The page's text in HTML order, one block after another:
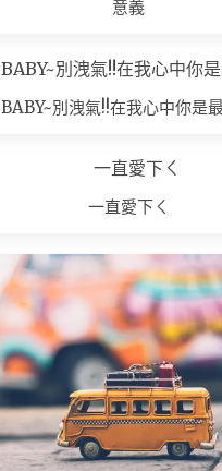
意義
BABY~別洩氣!!在我心中你是
一直愛下ㄑ